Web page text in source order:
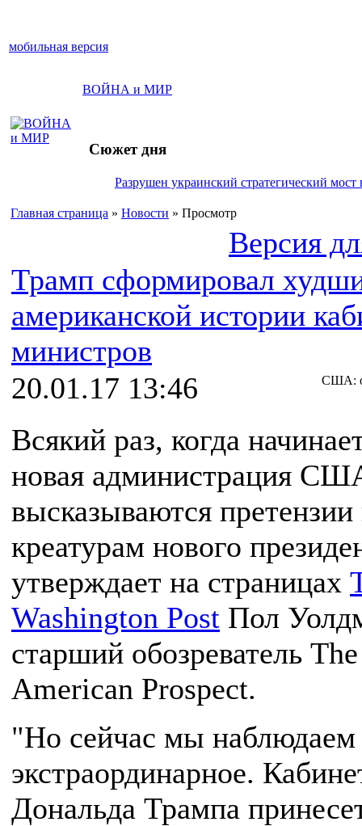
мобильная версия
ВОЙНА и МИР
Сюжет дня
Разрушен украинский стратегический мост
Главная страница » Новости » Просмотр
Версия
Трамп сформировал
американской истории
министров
20.01.17 13:46
США:
Всякий раз, когда
новая администрация
высказываются претензии
креатурам нового
утверждает на страницах
Washington Post Пол
старший обозреватель The
American Prospect.
"Но сейчас мы наблюдаем
экстраординарное.
Дональда Трампа